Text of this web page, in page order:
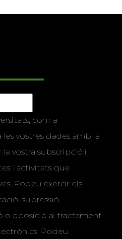
com a
les vostres dades amb la
vostra subscripció i
i activitats que
Podeu exercir els
supressió,
o oposició al tractament
Podeu